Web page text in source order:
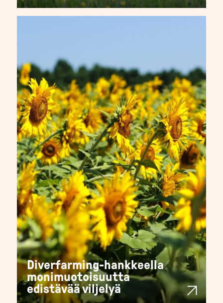
Diverfarming-hankkeella
monimuotoisuutta
edistävää viljelyä